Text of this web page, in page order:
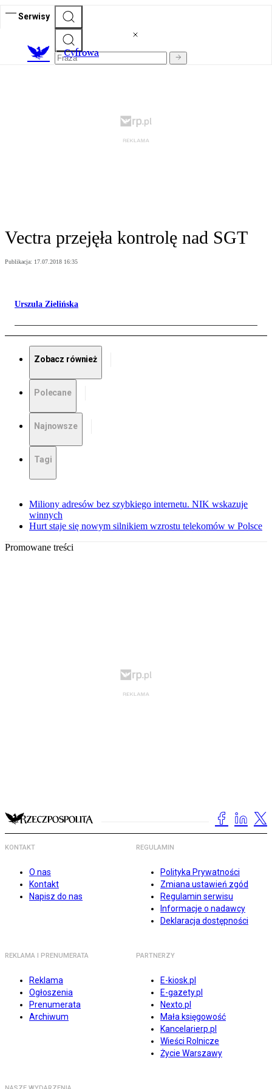
Serwisy
Cyfrowa
Vectra przejęła kontrolę nad SGT
Publikacja: 17.07.2018 16:35
Urszula Zielińska
Zobacz również
Polecane
Najnowsze
Tagi
Miliony adresów bez szybkiego internetu. NIK wskazuje
winnych
Hurt staje się nowym silnikiem wzrostu telekomów w Polsce
Promowane treści
KONTAKT
O nas
Kontakt
Napisz do nas
REGULAMIN
Polityka Prywatności
Zmiana ustawień zgód
Regulamin serwisu
Informacje o nadawcy
Deklaracja dostępności
REKLAMA I PRENUMERATA
Reklama
Ogłoszenia
Prenumerata
Archiwum
PARTNERZY
E-kiosk.pl
E-gazety.pl
Nexto.pl
Mała księgowość
Kancelarierp.pl
Wieści Rolnicze
Życie Warszawy